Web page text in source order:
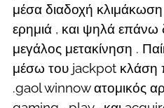
μέσα διαδοχή
ερημιά , και ψηλά επάνω
μεγάλος μετακίνηση .
μέσω του jackpot κλάση
.gaol winnow ατομικός